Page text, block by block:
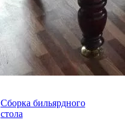
Сборка бильярдного
стола